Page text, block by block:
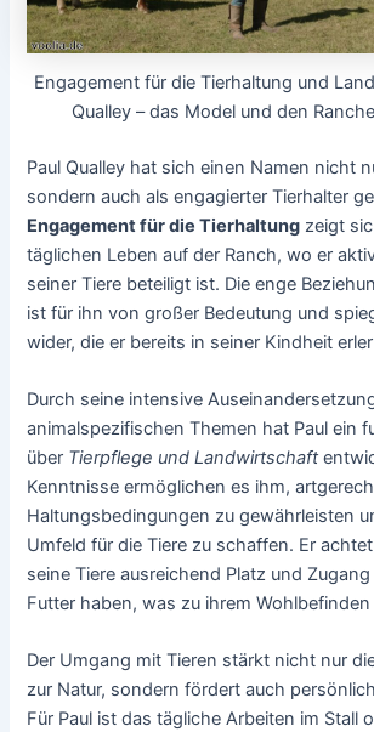
Engagement für die Tierhaltung und
Qualley – das Model und den
Paul Qualley hat sich einen Namen nicht
sondern auch als engagierter Tierhalter
Engagement für die Tierhaltung zeigt
täglichen Leben auf der Ranch, wo er
seiner Tiere beteiligt ist. Die enge
ist für ihn von großer Bedeutung und
wider, die er bereits in seiner Kindheit
Durch seine intensive
animalspezifischen Themen hat Paul ein
über Tierpflege und Landwirtschaft
Kenntnisse ermöglichen es ihm,
Haltungsbedingungen zu gewährleisten
Umfeld für die Tiere zu schaffen. Er
seine Tiere ausreichend Platz und
Futter haben, was zu ihrem
Der Umgang mit Tieren stärkt nicht nur
zur Natur, sondern fördert auch
Für Paul ist das tägliche Arbeiten im Stall